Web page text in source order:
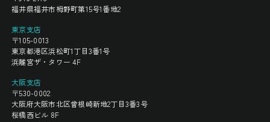
福井県福井市栂野町第15号1番地2
東京支店
〒105-0013
東京都港区浜松町1丁目3番1号
浜離宮ザ・タワー 4F
大阪支店
〒530-0002
大阪府大阪市北区曾根崎新地2丁目3番3号
桜橋西ビル 8F